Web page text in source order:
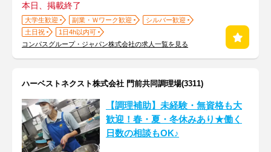
本日、掲載終了
大学生歓迎 副業・Ｗワーク歓迎
シルバー歓迎
土日祝
1日4h以内可
コンパスグループ・ジャパン株式会社の求人一覧を見る
ハーベストネクスト株式会社 門前共同調理場(3311)
【調理補助】未経験・無資格も大
歓迎！春・夏・冬休みあり★働く
日数の相談もOK♪